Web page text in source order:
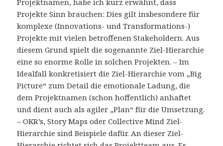
Projektnamen, habe ich kurz erwähnt, dass
Projekte Sinn brauchen: Dies gilt insbesondere für
komplexe (Innovations- und Transformations-)
Projekte mit vielen betroffenen Stakeholdern. Aus
diesem Grund spielt die sogenannte Ziel-Hierarchie
eine so enorme Rolle in solchen Projekten. – Im
Idealfall konkretisiert die Ziel-Hierarchie vom „Big
Picture“ zum Detail die emotionale Ladung, die
dem Projektnamen (schon hoffentlich) anhaftet
und dient auch als agiler „Plan“ für die Umsetzung.
– OKR’s, Story Maps oder Collective Mind Ziel-
Hierarchie sind Beispiele dafür. An dieser Ziel-